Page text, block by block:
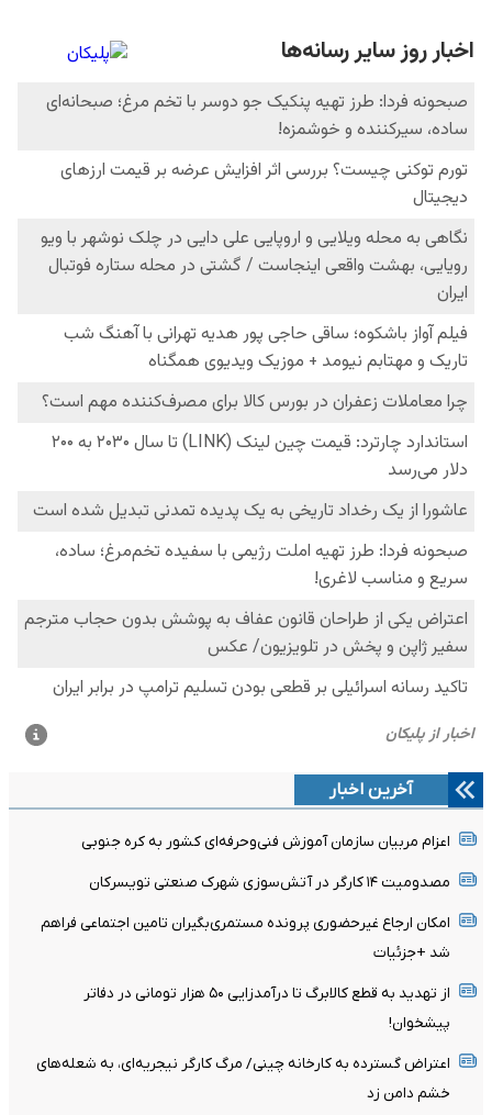
آخرین اخبار
اعزام مربیان سازمان آموزش فنی‌وحرفه‌ای کشور به کره جنوبی
مصدومیت ۱۴ کارگر در آتش‌سوزی شهرک صنعتی تویسرکان
امکان ارجاع غیرحضوری پرونده مستمری‌بگیران تامین اجتماعی فراهم
شد +جزئیات
از تهدید به قطع کالابرگ تا درآمدزایی ۵۰ هزار تومانی در دفاتر
پیشخوان!
اعتراض گسترده به کارخانه چینی/ مرگ کارگر نیجریه‌ای، به شعله‌های
خشم دامن زد